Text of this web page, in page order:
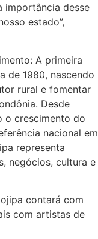
importância desse
estado”,
A primeira
de 1980, nascendo
rural e fomentar
Desde
o crescimento do
nacional em
representa
negócios, cultura e
contará com
com artistas de